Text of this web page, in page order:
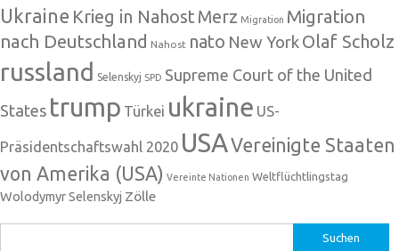
Ukraine Krieg in NahostMerz Migration Migration
nach Deutschland Nahost nato New YorkOlaf Scholz
russland Selenskyj SPD Supreme Court of the United
States trump Türkei ukraine US-
Präsidentschaftswahl 2020 USAVereinigte Staaten
von Amerika (USA) Vereinte Nationen Weltflüchtlingstag
Wolodymyr Selenskyj Zölle